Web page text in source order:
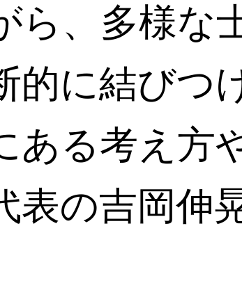
ら、多様な
的に結びつ
ある考え方
表の吉岡伸